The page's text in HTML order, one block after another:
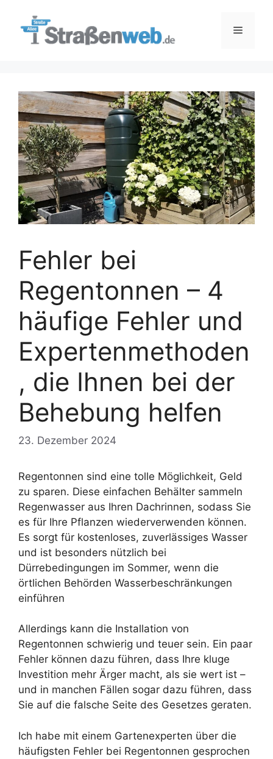
Menü
Fehler bei
Regentonnen – 4
häufige Fehler und
Expertenmethoden
, die Ihnen bei der
Behebung helfen
23. Dezember 2024
Regentonnen sind eine tolle Möglichkeit, Geld
zu sparen. Diese einfachen Behälter sammeln
Regenwasser aus Ihren Dachrinnen, sodass Sie
es für Ihre Pflanzen wiederverwenden können.
Es sorgt für kostenloses, zuverlässiges Wasser
und ist besonders nützlich bei
Dürrebedingungen im Sommer, wenn die
örtlichen Behörden Wasserbeschränkungen
einführen
Allerdings kann die Installation von
Regentonnen schwierig und teuer sein. Ein paar
Fehler können dazu führen, dass Ihre kluge
Investition mehr Ärger macht, als sie wert ist –
und in manchen Fällen sogar dazu führen, dass
Sie auf die falsche Seite des Gesetzes geraten.
Ich habe mit einem Gartenexperten über die
häufigsten Fehler bei Regentonnen gesprochen